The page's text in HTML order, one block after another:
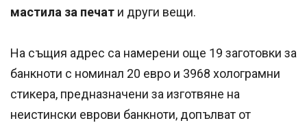
мастила за печат и други вещи.
На същия адрес са намерени още 19 заготовки за
банкноти с номинал 20 евро и 3968 холограмни
стикера, предназначени за изготвяне на
неистински еврови банкноти, допълват от